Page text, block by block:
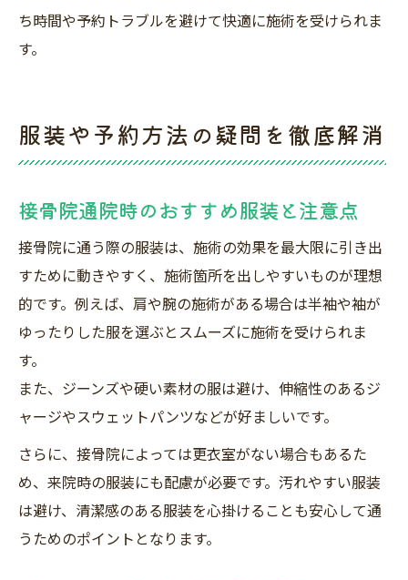
ち時間や予約トラブルを避けて快適に施術を受けられま
す。
服装や予約方法の疑問を徹底解消
接骨院通院時のおすすめ服装と注意点
接骨院に通う際の服装は、施術の効果を最大限に引き出
すために動きやすく、施術箇所を出しやすいものが理想
的です。例えば、肩や腕の施術がある場合は半袖や袖が
ゆったりした服を選ぶとスムーズに施術を受けられま
す。
また、ジーンズや硬い素材の服は避け、伸縮性のあるジ
ャージやスウェットパンツなどが好ましいです。
さらに、接骨院によっては更衣室がない場合もあるた
め、来院時の服装にも配慮が必要です。汚れやすい服装
は避け、清潔感のある服装を心掛けることも安心して通
うためのポイントとなります。